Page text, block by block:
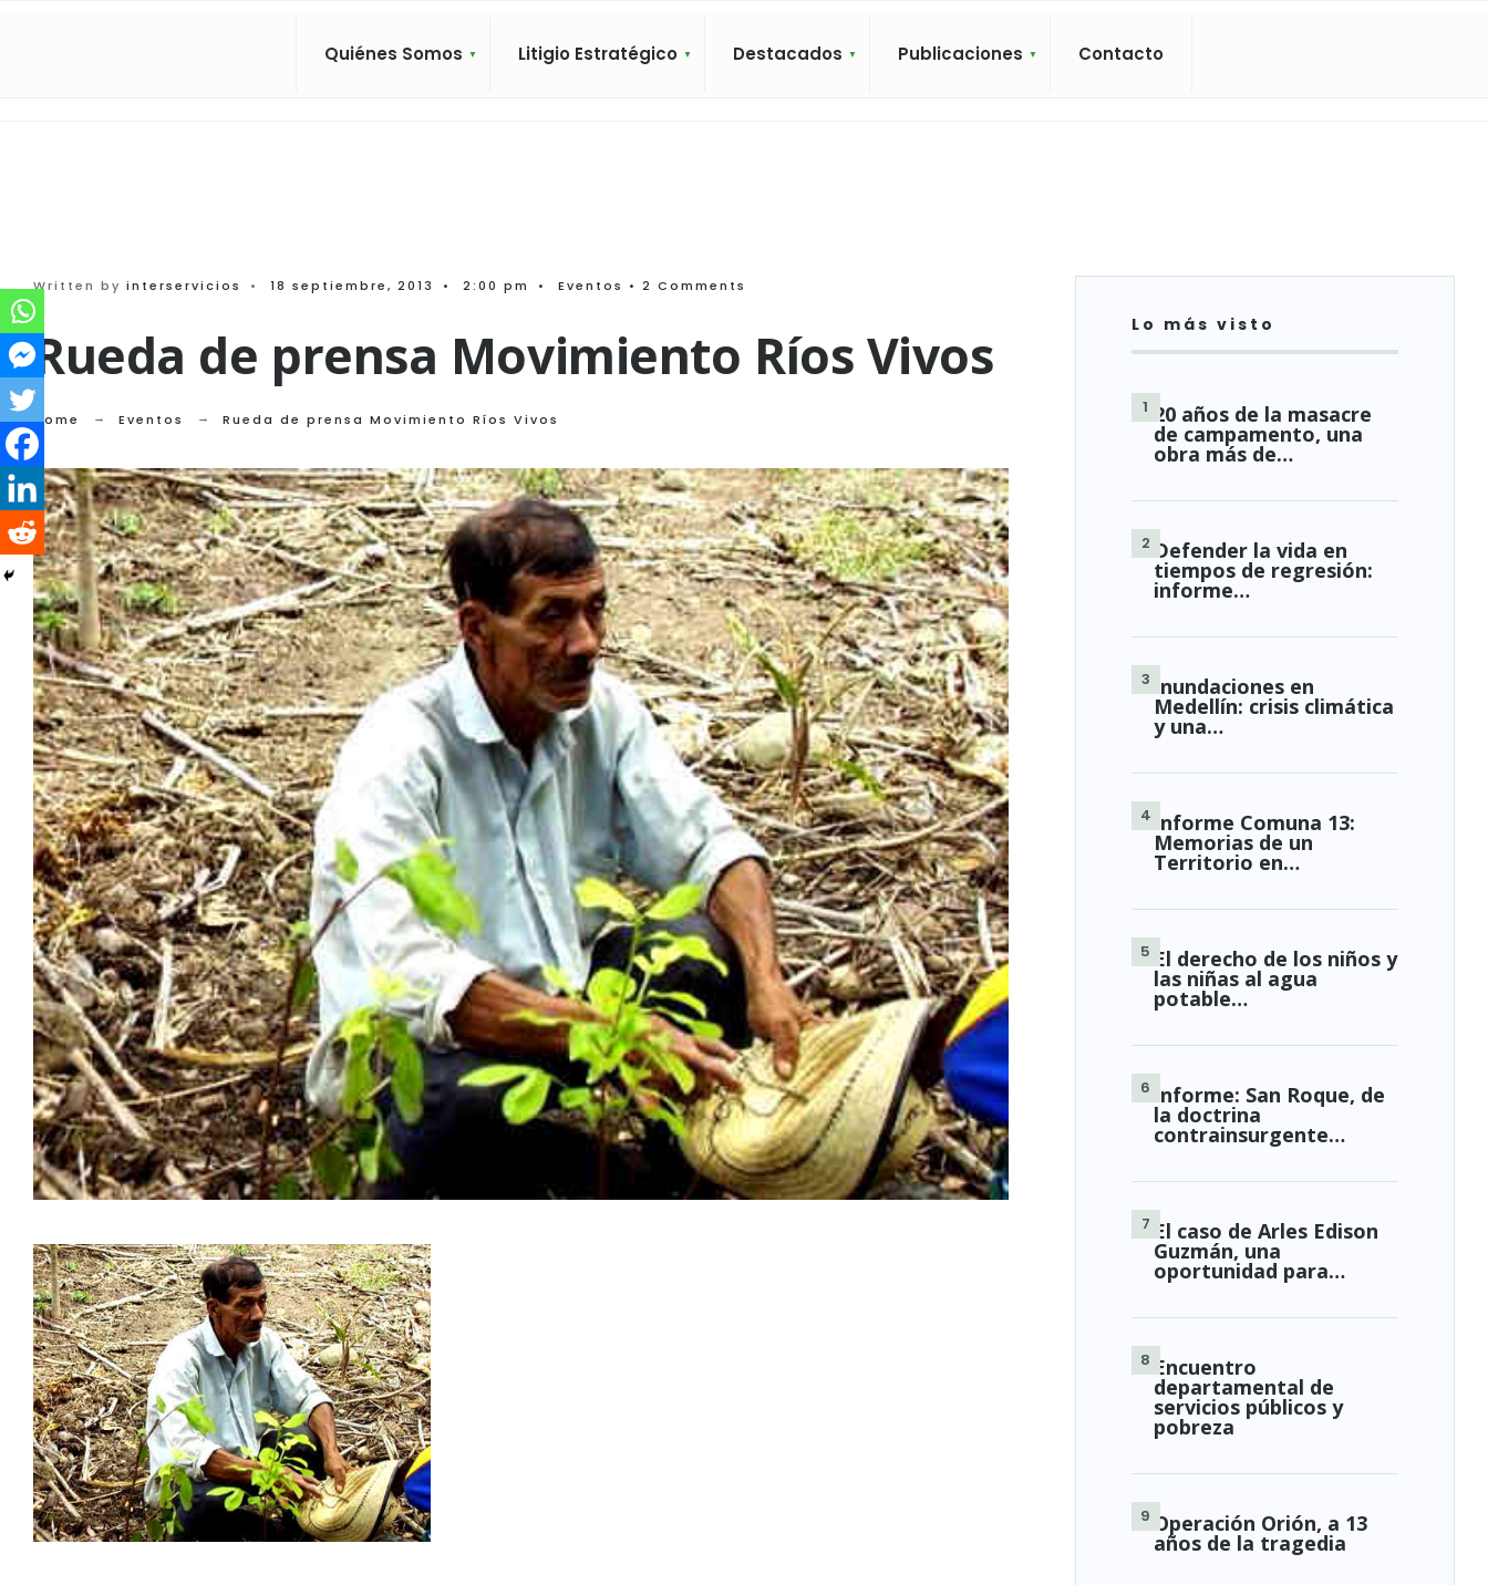
Quiénes Somos Litigio Estratégico Destacados Publicaciones Contacto
Written by interservicios • 18 septiembre, 2013 • 2:00 pm • Eventos • 2 Comments
Rueda de prensa Movimiento Ríos Vivos
Home Eventos Rueda de prensa Movimiento Ríos Vivos
Lo más visto
20 años de la masacre
de campamento, una
obra más de…
Defender la vida en
tiempos de regresión:
informe…
Inundaciones en
Medellín: crisis climática
y una…
Informe Comuna 13:
Memorias de un
Territorio en…
El derecho de los niños y
las niñas al agua
potable…
Informe: San Roque, de
la doctrina
contrainsurgente…
El caso de Arles Edison
Guzmán, una
oportunidad para…
Encuentro
departamental de
servicios públicos y
pobreza
Operación Orión, a 13
años de la tragedia